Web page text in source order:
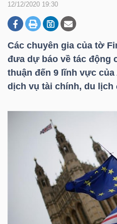
12/12/2020 19:30
Các chuyên gia của tờ
đưa dự báo về tác động
thuận đến 9 lĩnh vực
dịch vụ tài chính, du lịch
DOANH
NGHIỆP
CHÍNH